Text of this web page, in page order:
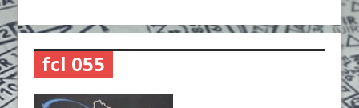
fcl 055